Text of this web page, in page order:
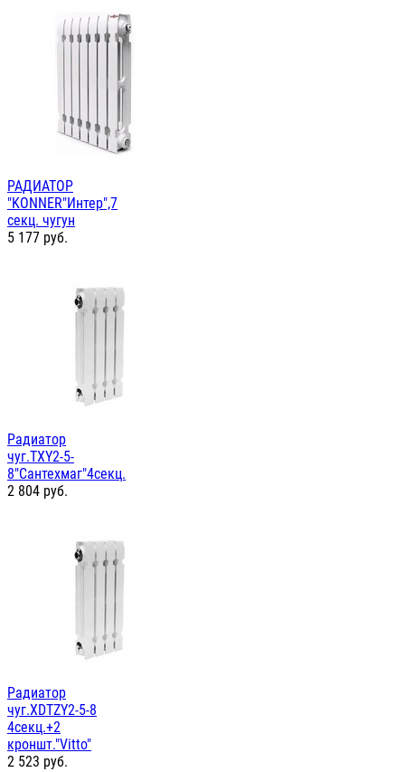
РАДИАТОР
"KONNER"Интер",7
секц. чугун
5 177 руб.
Радиатор
чуг.TXY2-5-
8"Сантехмаг"4секц.
2 804 руб.
Радиатор
чуг.XDTZY2-5-8
4секц.+2
кроншт."Vitto"
2 523 руб.